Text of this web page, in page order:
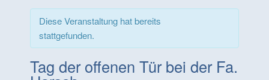
Diese Veranstaltung hat bereits
stattgefunden.
Tag der offenen Tür bei der Fa.